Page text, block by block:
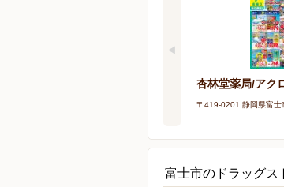
杏林堂薬局/アク
〒419-0201 静岡県富士
富士市のドラッグス